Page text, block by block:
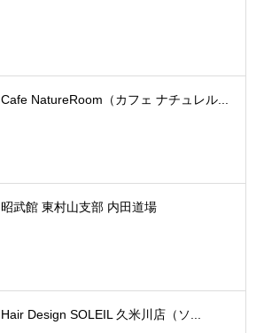
Cafe NatureRoom（カフェ ナチュレル...
昭武館 東村山支部 内田道場
Hair Design SOLEIL 久米川店（ソ...